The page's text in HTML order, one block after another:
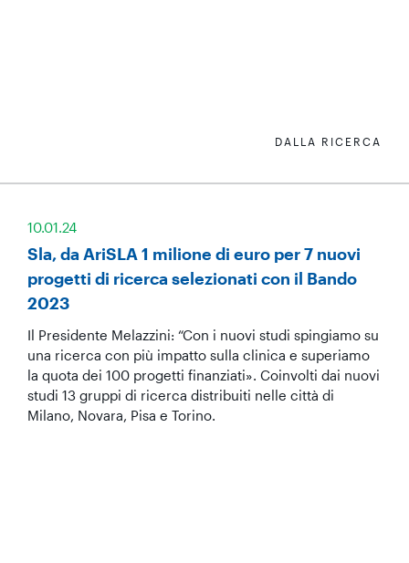
DALLA RICERCA
10.01.24
Sla, da AriSLA 1 milione di euro per 7 nuovi
progetti di ricerca selezionati con il Bando
2023
Il Presidente Melazzini: “Con i nuovi studi spingiamo su
una ricerca con più impatto sulla clinica e superiamo
la quota dei 100 progetti finanziati». Coinvolti dai nuovi
studi 13 gruppi di ricerca distribuiti nelle città di
Milano, Novara, Pisa e Torino.